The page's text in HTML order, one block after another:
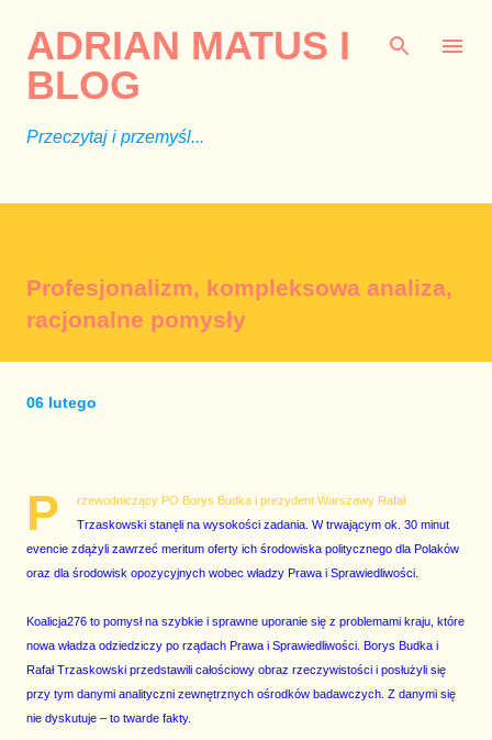
ADRIAN MATUS I
BLOG
Przeczytaj i przemyśl...
Profesjonalizm, kompleksowa analiza,
racjonalne pomysły
06 lutego
P
rzewodniczący PO Borys Budka i prezydent Warszawy Rafał
Trzaskowski stanęli na wysokości zadania. W trwającym ok. 30 minut
evencie zdążyli zawrzeć meritum oferty ich środowiska politycznego dla Polaków
oraz dla środowisk opozycyjnych wobec władzy Prawa i Sprawiedliwości.
Koalicja276 to pomysł na szybkie i sprawne uporanie się z problemami kraju, które
nowa władza odziedziczy po rządach Prawa i Sprawiedliwości. Borys Budka i
Rafał Trzaskowski przedstawili całościowy obraz rzeczywistości i posłużyli się
przy tym danymi analityczni zewnętrznych ośrodków badawczych. Z danymi się
nie dyskutuje – to twarde fakty.